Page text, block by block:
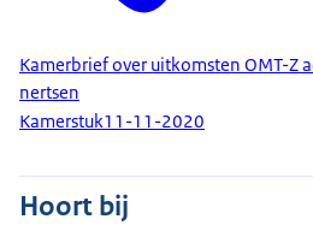
Kamerbrief over uitkomsten OMT-Z
nertsen
Kamerstuk11-11-2020
Hoort bij